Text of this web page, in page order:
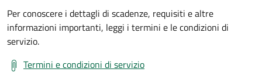
Per conoscere i dettagli di scadenze, requisiti e altre
informazioni importanti, leggi i termini e le condizioni di
servizio.
Termini e condizioni di servizio